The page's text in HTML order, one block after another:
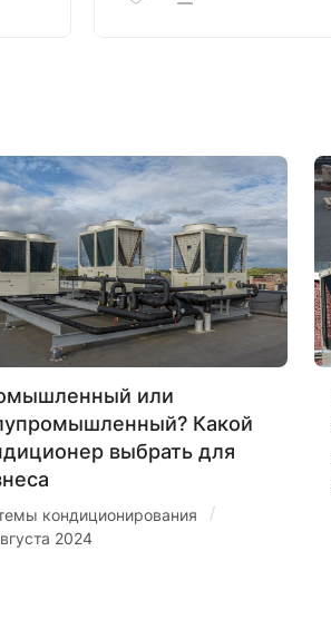
или
Какой
выбрать для
кондиционирования /
2024